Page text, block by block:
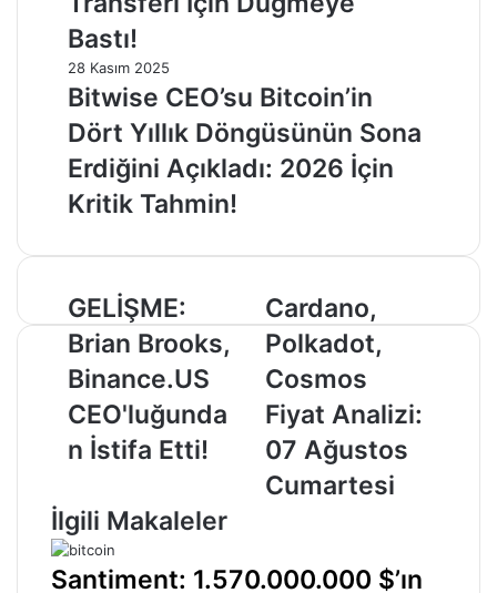
Bastı!
28 Kasım 2025
Bitwise CEO’su Bitcoin’in
Dört Yıllık Döngüsünün Sona
Erdiğini Açıkladı: 2026 İçin
Kritik Tahmin!
GELİŞME:
Brian
Brooks,
Binance.US
CEO'luğundan
İstifa
Etti!
GELİŞME:
Brian Brooks,
Binance.US
CEO'luğunda
n İstifa Etti!
Cardano,
Polkadot,
Cosmos
Fiyat
Analizi:
07
Ağustos
Cumartesi
Cardano,
Polkadot,
Cosmos
Fiyat Analizi:
07 Ağustos
Cumartesi
İlgili Makaleler
Santiment: 1.570.000.000 $’ın